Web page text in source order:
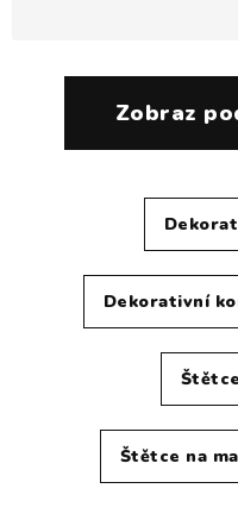
Zobraz
Dekorativní
Štětce na